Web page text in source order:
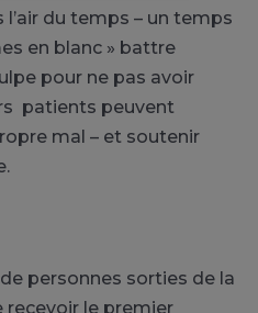
l’air du temps – un temps
en blanc » battre
pour ne pas avoir
patients peuvent
mal – et soutenir
personnes sorties de la
recevoir le premier